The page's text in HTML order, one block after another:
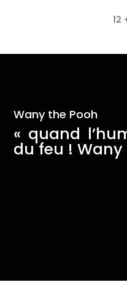
12
Wany the Pooh
« quand
du feu ! Wany